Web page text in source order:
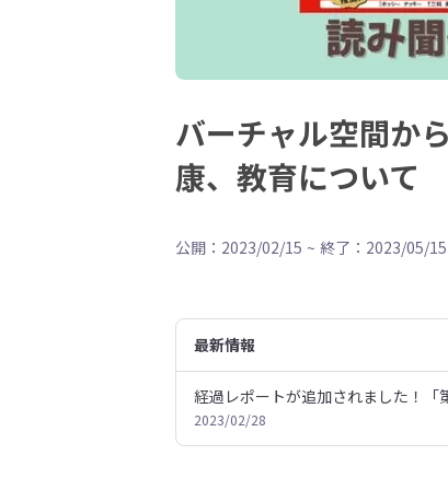
バーチャル空間か
康、教育について
公開：2023/02/15 ~ 終了：2023/05/15
最新情報
経過レポートが追加されました！
2023/02/28